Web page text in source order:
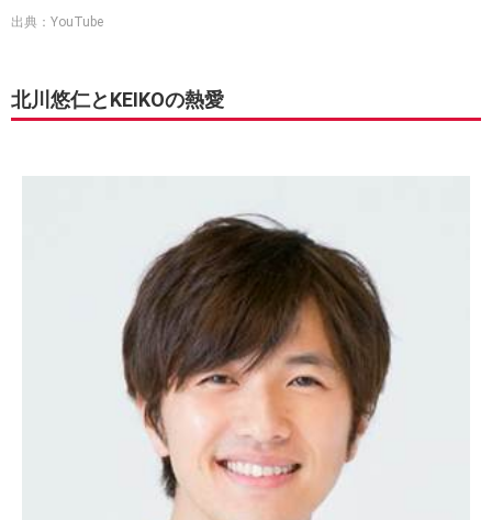
出典：YouTube
北川悠仁とKEIKOの熱愛